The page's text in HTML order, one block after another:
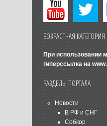
ВОЗРАСТНАЯ
При использовании
гиперссылка на
РАЗДЕЛЫ ПОРТАЛА
Новости
В РФ и СНГ
Собкор